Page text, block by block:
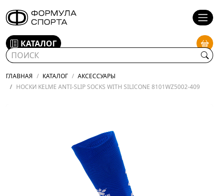
КАТАЛОГ
ГЛАВНАЯ КАТАЛОГ
АКСЕССУАРЫ
НОСКИ KELME ANTI-SLIP SOCKS WITH SILICONE 8101WZ5002-409